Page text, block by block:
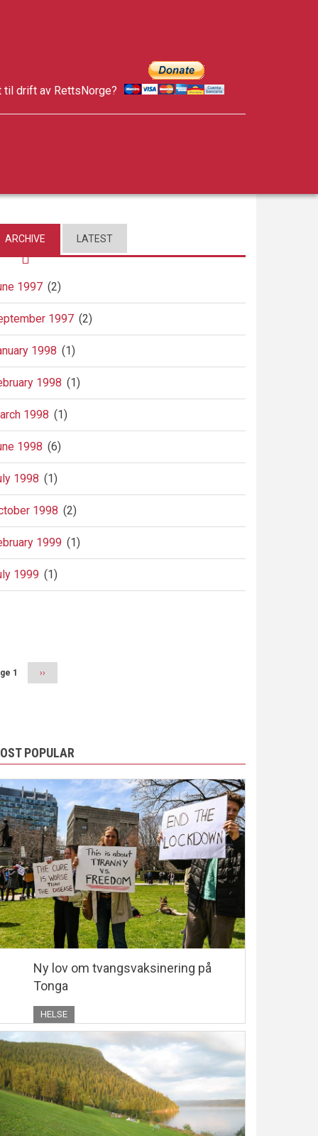
til drift av RettsNorge?
ARCHIVE LATEST
1997 (2)
1997 (2)
1998 (1)
1998 (1)
1998 (1)
1998 (6)
1998 (1)
1998 (2)
1999 (1)
1999 (1)
1
Next
page
››
POPULAR
Ny lov om tvangsvaksinering på
Tonga
HELSE